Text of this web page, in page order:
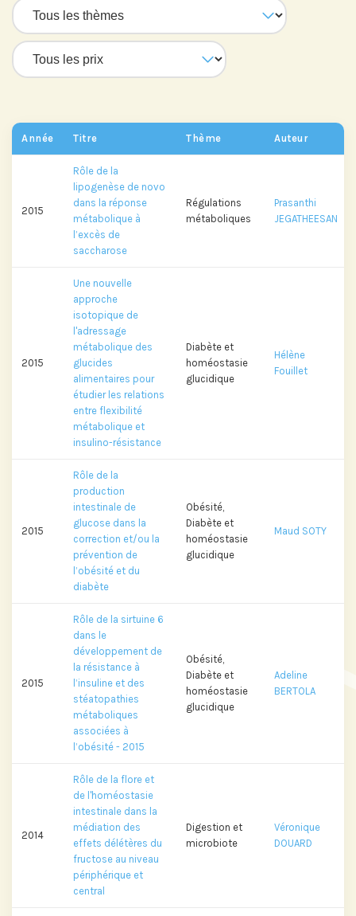
Année Titre Thème Auteur
2015
Rôle de la
lipogenèse de novo
dans la réponse
métabolique à
l’excès de
saccharose
Régulations
métaboliques
Prasanthi
JEGATHEESAN
2015
Une nouvelle
approche
isotopique de
l'adressage
métabolique des
glucides
alimentaires pour
étudier les relations
entre flexibilité
métabolique et
insulino-résistance
Diabète et
homéostasie
glucidique
Hélène
Fouillet
2015
Rôle de la
production
intestinale de
glucose dans la
correction et/ou la
prévention de
l’obésité et du
diabète
Obésité,
Diabète et
homéostasie
glucidique
Maud SOTY
2015
Rôle de la sirtuine 6
dans le
développement de
la résistance à
l’insuline et des
stéatopathies
métaboliques
associées à
l’obésité - 2015
Obésité,
Diabète et
homéostasie
glucidique
Adeline
BERTOLA
2014
Rôle de la flore et
de l'homéostasie
intestinale dans la
médiation des
effets délétères du
fructose au niveau
périphérique et
central
Digestion et
microbiote
Véronique
DOUARD
Abonnez-vous à notre compte
LinkedIn pour suivre nos actualités,
événements et les avancées de
Abonnez-vous sur LinkedIn
mail, recevez nos newsletters en
fonction de vos centres d'intérêt :
Journée annuelle
Prix Projets de Recherche